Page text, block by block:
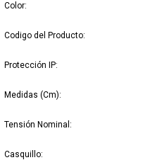
Color
Codigo del Producto
Protección IP
Medidas (Cm)
Tensión Nominal
Casquillo